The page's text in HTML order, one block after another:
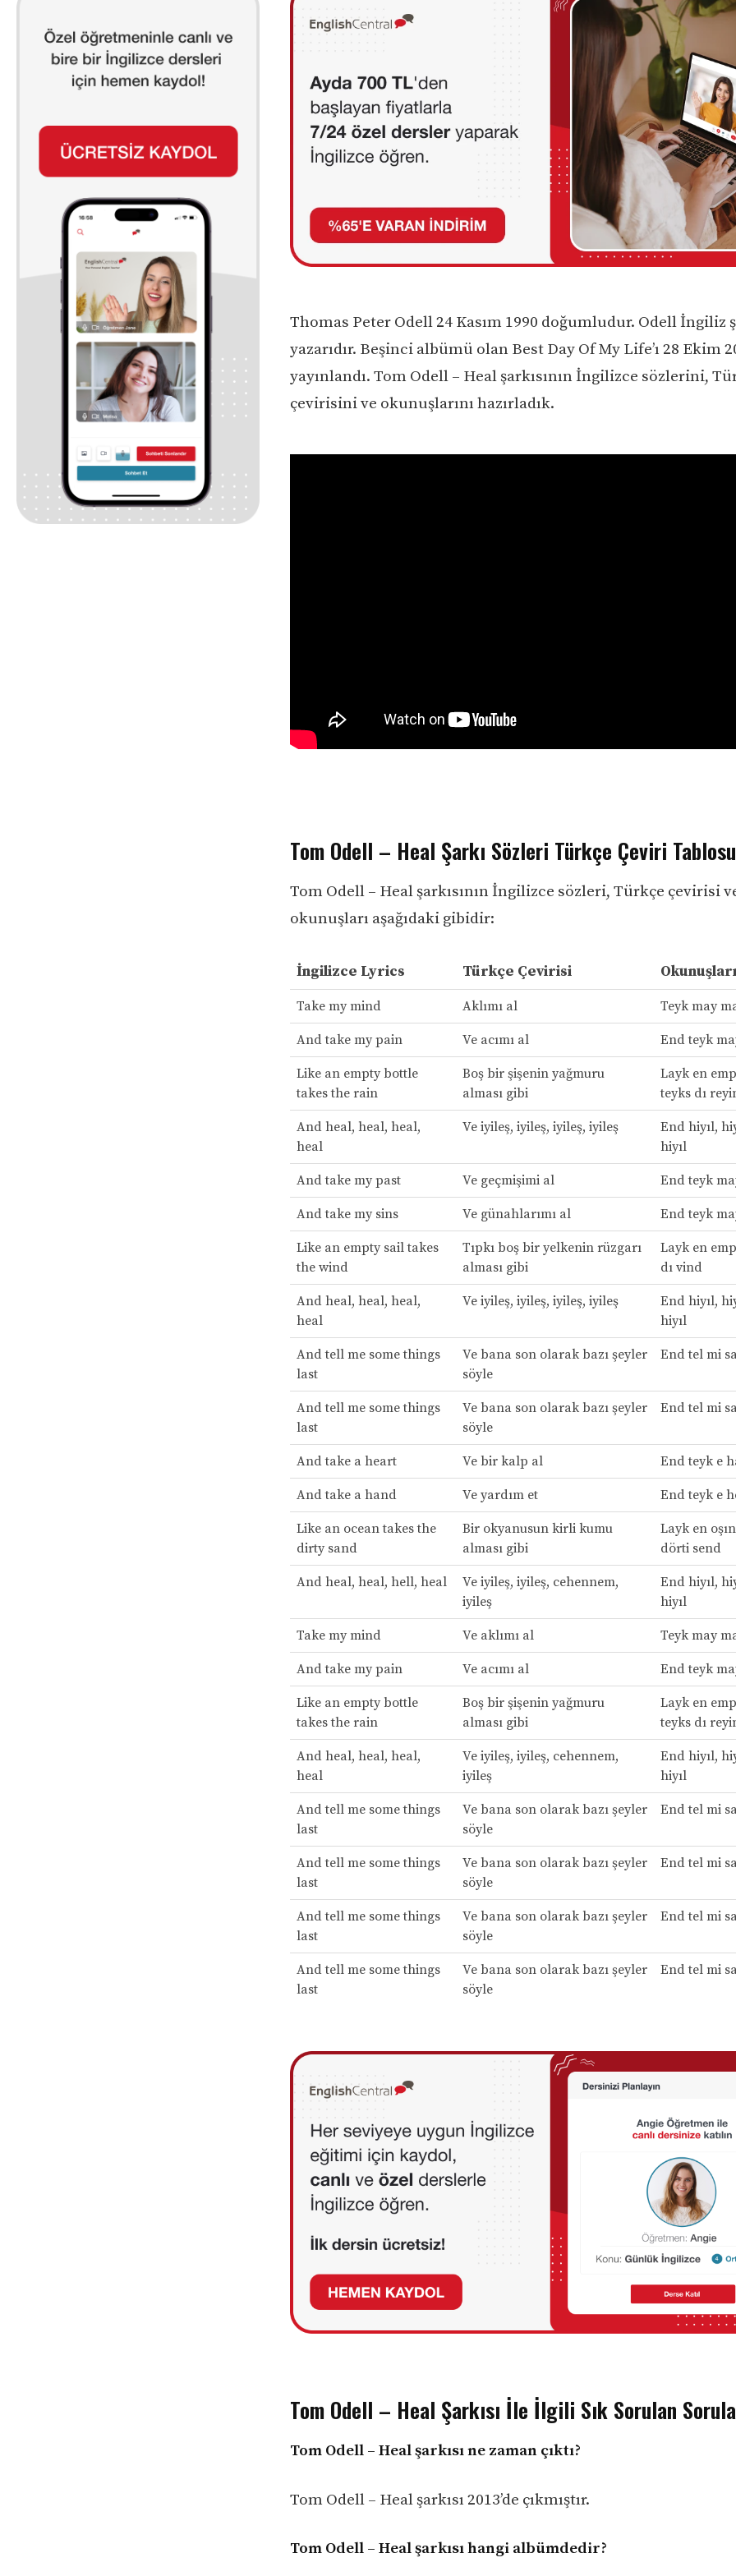
Thomas Peter Odell 24 Kasım 1990 doğumludur. Odell İngiliz
yazarıdır. Beşinci albümü olan Best Day Of My Life’ı 28 Ekim
yayınlandı. Tom Odell – Heal şarkısının İngilizce sözlerini,
çevirisini ve okunuşlarını hazırladık.
Tom Odell – Heal Şarkı Sözleri Türkçe Çeviri Tablosu
Tom Odell – Heal şarkısının İngilizce sözleri, Türkçe çevirisi
okunuşları aşağıdaki gibidir:
İngilizce Lyrics Türkçe Çevirisi Okunuşları
Take my mind Aklımı al Teyk may
And take my pain Ve acımı al End teyk
Like an empty bottle
takes the rain
Boş bir şişenin yağmuru
alması gibi
Layk en
teyks dı
And heal, heal, heal,
heal
Ve iyileş, iyileş, iyileş, iyileş
End hiyıl,
hiyıl
And take my past Ve geçmişimi al End teyk
And take my sins Ve günahlarımı al End teyk
Like an empty sail takes
the wind
Tıpkı boş bir yelkenin rüzgarı
alması gibi
Layk en
dı vind
And heal, heal, heal,
heal
Ve iyileş, iyileş, iyileş, iyileş
End hiyıl,
hiyıl
And tell me some things
last
Ve bana son olarak bazı şeyler
söyle
End tel mi
And tell me some things
last
Ve bana son olarak bazı şeyler
söyle
End tel mi
And take a heart Ve bir kalp al End teyk e
And take a hand Ve yardım et End teyk e
Like an ocean takes the
dirty sand
Bir okyanusun kirli kumu
alması gibi
Layk en
dörti send
And heal, heal, hell, heal
Ve iyileş, iyileş, cehennem,
iyileş
End hiyıl,
hiyıl
Take my mind Ve aklımı al Teyk may
And take my pain Ve acımı al End teyk
Like an empty bottle
takes the rain
Boş bir şişenin yağmuru
alması gibi
Layk en
teyks dı
And heal, heal, heal,
heal
Ve iyileş, iyileş, cehennem,
iyileş
End hiyıl,
hiyıl
And tell me some things
last
Ve bana son olarak bazı şeyler
söyle
End tel mi
And tell me some things
last
Ve bana son olarak bazı şeyler
söyle
End tel mi
And tell me some things
last
Ve bana son olarak bazı şeyler
söyle
End tel mi
And tell me some things
last
Ve bana son olarak bazı şeyler
söyle
End tel mi
Tom Odell – Heal Şarkısı İle İlgili Sık Sorulan
Tom Odell – Heal şarkısı ne zaman çıktı?
Tom Odell – Heal şarkısı 2013’de çıkmıştır.
Tom Odell – Heal şarkısı hangi albümdedir?